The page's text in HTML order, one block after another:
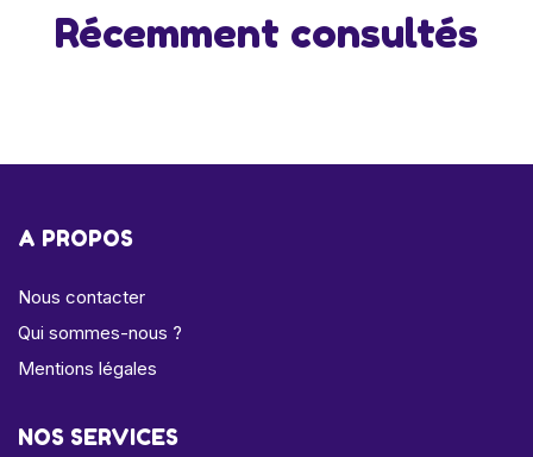
Récemment consultés
A PROPOS
Nous contacter
Qui sommes-nous ?
Mentions légales
NOS SERVICES